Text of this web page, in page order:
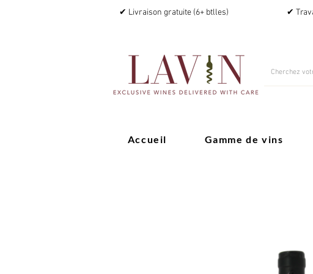
✔ Livraison gratuite (6+ btlles) ✔
Accueil Gamme de vins